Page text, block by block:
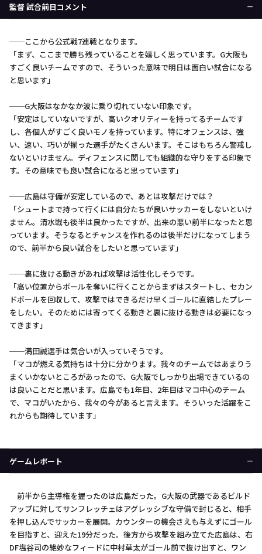
監督 試合前日コメント
──ここから公式戦7連戦となります。
「まず、ここまで勝ち残っていることを嬉しく思っています。G大阪も
すごく良いチームですので、そういった意味で明日は面白い試合になる
と思います」
──G大阪はなかなか波に乗り切れていない印象です。
「安定はしていないですが、高いクオリティーを持ってるチームです
し、各個人がすごく良いモノを持っています。特にオフェンスは、強
い、速い、巧いが揃った選手がたくさんいます。そこはもちろん警戒し
ないといけません。ディフェンスに関しても組織的な守りをする印象で
す。その意味でも良い試合になると思っています」
──広島は守備が安定しているので、あとは攻撃だけでは？
「シュートまで持って行くには自分たちが良いサッカーをしないといけ
ません。清水戦も後半は良かったですが、出来の悪い前半になったと思
っています。そうなるとチャンスを作れるのは後半だけになってしまう
ので、前半から良い試合をしたいと思っています」
──裏に抜ける動きがあれば攻撃は活性化しそうです。
「高い位置からボールを奪いに行くことからまずはスタートし、セカン
ドボールを回収して、攻撃ではできるだけ早くゴールに直結したプレー
をしたい。そのためには寄ってくる動きと裏に抜ける動きは必要になっ
てきます」
──満田誠選手は気合いが入っていそうです。
「マコが燃える気持ちは十分に分かります。我々のチームではあまりう
まくいかないところがあったので、G大阪でしっかり出場できているの
は良いことだと思います。広島でも1年目、2年目はマコ中心のチーム
で、マコがいたから、我々の今があると言えます。そういった活躍をこ
れからも期待しています」
ゲームレポート
前半から主導権を握ったのは広島だった。G大阪の武器であるビルド
アップに対してサンフレッチェはアグレッシブな守備で封じると、相手
を押し込んでサッカーを展開。カウンターの機会さえも与えずにゴール
を目指すと、迎えた19分だった。後方から攻撃を組み立てた広島は、右
DF塩谷司の絶妙なフィードに中村草太がゴール前で抜け出すと、ワン